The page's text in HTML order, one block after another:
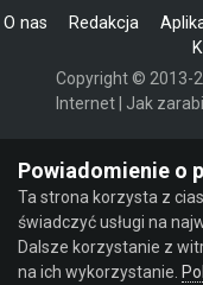
O nas Redakcja
Copyright © 2013-
Internet | Jak
Powiadomienie o
Ta strona korzysta z
świadczyć usługi na
Dalsze korzystanie z
na ich wykorzystanie.